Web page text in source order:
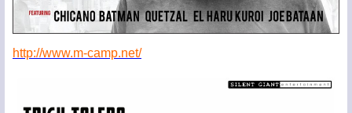
http://www.m-camp.net/